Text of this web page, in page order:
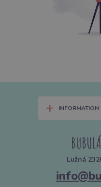
+ INFORMATION
Lužná